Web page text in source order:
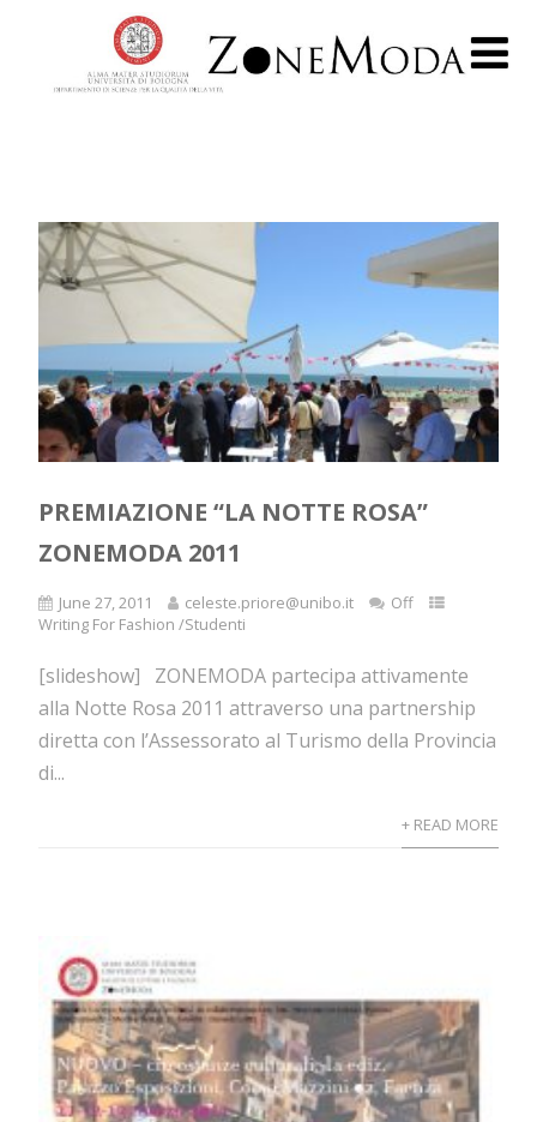
PREMIAZIONE “LA NOTTE ROSA”
ZONEMODA 2011
June 27, 2011 celeste.priore@unibo.it
Off
Writing For Fashion /Studenti
[slideshow] ZONEMODA partecipa attivamente
alla Notte Rosa 2011 attraverso una partnership
diretta con l’Assessorato al Turismo della Provincia
di...
+ READ MORE